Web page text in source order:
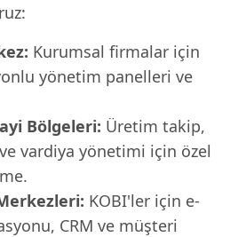
Kurumsal firmalar için
yönetim panelleri ve
Bölgeleri: Üretim takip,
vardiya yönetimi için özel
KOBI'ler için e-
CRM ve müşteri